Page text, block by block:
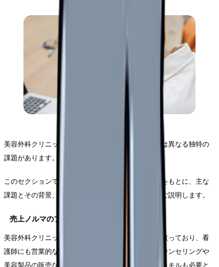
美容外科クリニックでの勤務には、一般的な病院とは異なる独特の
課題があります。
このセクションでは、現場で実際に働く看護師の声をもとに、主な
課題とその背景、そして具体的な対応方法についてご説明します。
売上ノルマのプレッシャー
美容外科クリニックの多くは利益重視の経営方針を取っており、看
護師にも営業的な役割が求められます。施術前のカウンセリングや
美容製品の販売など、医療の専門知識に加えて営業スキルも必要と